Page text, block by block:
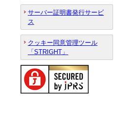
サーバー証明書発行サービ
ス
クッキー同意管理ツール
「STRIGHT」